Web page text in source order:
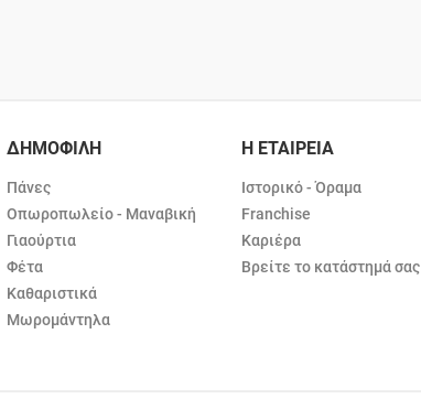
ΔΗΜΟΦΙΛΗ
Πάνες
Οπωροπωλείο - Μαναβική
Γιαούρτια
Φέτα
Καθαριστικά
Μωρομάντηλα
Η ΕΤΑΙΡΕΙΑ
Ιστορικό - Όραμα
Franchise
Καριέρα
Βρείτε το κατάστημά σας